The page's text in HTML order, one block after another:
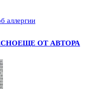
аллергии
ЕЩЕ ОТ АВТОРА